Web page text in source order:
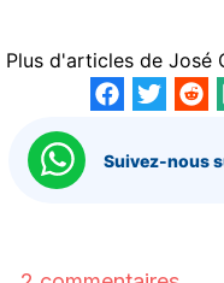
Plus d'articles de José
Suivez-nous